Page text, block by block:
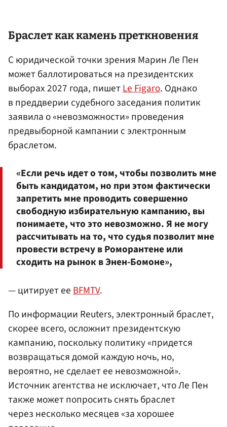
Браслет как камень преткновения
С юридической точки зрения Марин Ле Пен
может баллотироваться на президентских
выборах 2027 года, пишетLe Figaro. Однако
в преддверии судебного заседания политик
заявила о «невозможности» проведения
предвыборной кампании с электронным
браслетом.
«Если речь идет о том, чтобы позволить мне
быть кандидатом, но при этом фактически
запретить мне проводить совершенно
свободную избирательную кампанию, вы
понимаете, что это невозможно. Я не могу
рассчитывать на то, что судья позволит мне
провести встречу в Роморантене или
сходить на рынок в Энен-Бомоне»,
— цитирует ееBFMTV.
По информации Reuters, электронный браслет,
скорее всего, осложнит президентскую
кампанию, поскольку политику «придется
возвращаться домой каждую ночь, но,
вероятно, не сделает ее невозможной».
Источник агентства не исключает, что Ле Пен
также может попросить снять браслет
через несколько месяцев «за хорошее